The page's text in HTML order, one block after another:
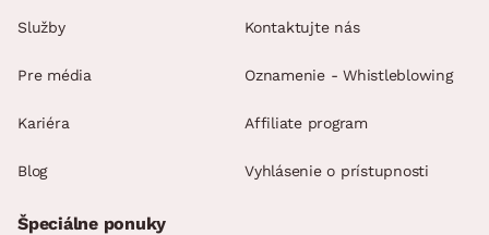
Služby
Pre média
Kariéra
Blog
Kontaktujte nás
Oznamenie - Whistleblowing
Affiliate program
Vyhlásenie o prístupnosti
Špeciálne ponuky